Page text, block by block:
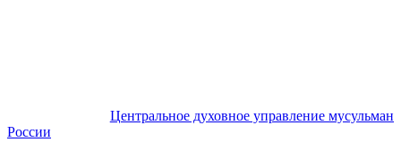
Центральное духовное управление мусульман
России